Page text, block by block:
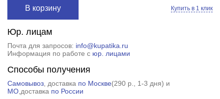
В корзину Купить в 1 клик
Юр. лицам
Почта для запросов: info@kupatika.ru
Информация по работе с юр. лицами
Способы получения
Самовывоз, доставка по Москве(290 р.
, 1-3 дня) и
МО,доставка по России